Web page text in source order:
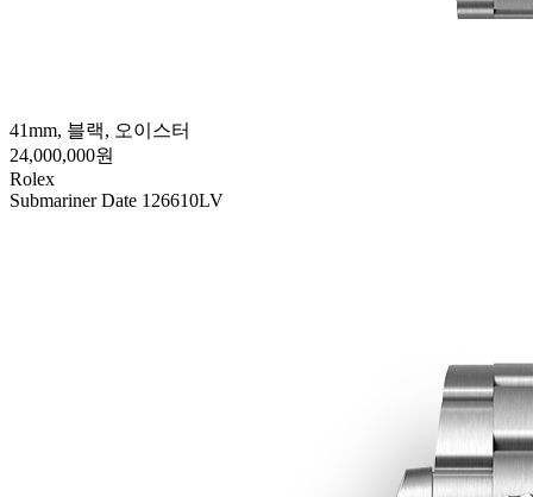
41mm, 블랙, 오이스터
24,000,000원
Rolex
Submariner Date 126610LV